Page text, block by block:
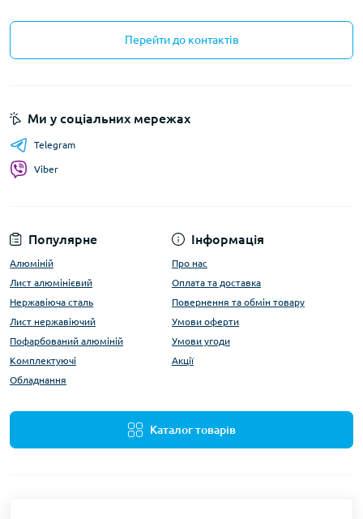
Перейти до контактів
Популярне
Алюміній
Лист алюмінієвий
Нержавіюча сталь
Лист нержавіючий
Пофарбований алюміній
Комплектуючі
Обладнання
Інформація
Про нас
Оплата та доставка
Повернення та обмін товару
Умови оферти
Умови угоди
Акції
Каталог товарів
Ми у соціальних мережах
Telegram
Viber